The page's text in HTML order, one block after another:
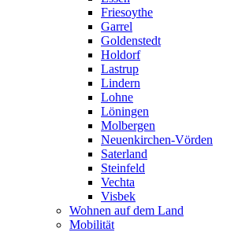
Friesoythe
Garrel
Goldenstedt
Holdorf
Lastrup
Lindern
Lohne
Löningen
Molbergen
Neuenkirchen-Vörden
Saterland
Steinfeld
Vechta
Visbek
Wohnen auf dem Land
Mobilität